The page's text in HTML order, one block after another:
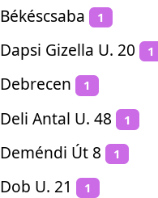
Békéscsaba 1
Dapsi Gizella U. 20 1
Debrecen 1
Deli Antal U. 48 1
Deméndi Út 8 1
Dob U. 21 1